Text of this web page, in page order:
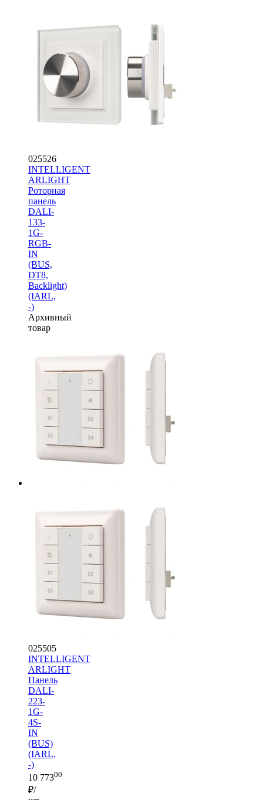
025526
INTELLIGENT
ARLIGHT
Роторная
панель
DALI-
133-
1G-
RGB-
IN
(BUS,
DT8,
Backlight)
(IARL,
-)
Архивный
товар
025505
INTELLIGENT
ARLIGHT
Панель
DALI-
223-
1G-
4S-
IN
(BUS)
(IARL,
-)
10 77300
₽/